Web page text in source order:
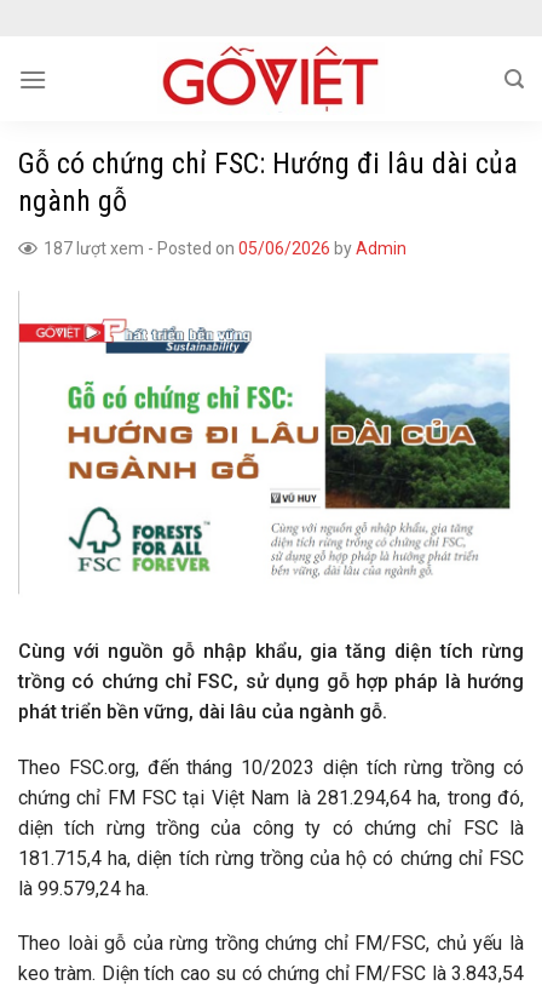
content
Gỗ có chứng chỉ FSC: Hướng đi lâu dài của
ngành gỗ
187 lượt xem - Posted on 05/06/2026 byAdmin
Cùng với nguồn gỗ nhập khẩu, gia tăng diện tích rừng
trồng có chứng chỉ FSC, sử dụng gỗ hợp pháp là hướng
phát triển bền vững, dài lâu của ngành gỗ.
Theo FSC.org, đến tháng 10/2023 diện tích rừng trồng có
chứng chỉ FM FSC tại Việt Nam là 281.294,64 ha, trong đó,
diện tích rừng trồng của công ty có chứng chỉ FSC là
181.715,4 ha, diện tích rừng trồng của hộ có chứng chỉ FSC
là 99.579,24 ha.
Theo loài gỗ của rừng trồng chứng chỉ FM/FSC, chủ yếu là
keo tràm. Diện tích cao su có chứng chỉ FM/FSC là 3.843,54